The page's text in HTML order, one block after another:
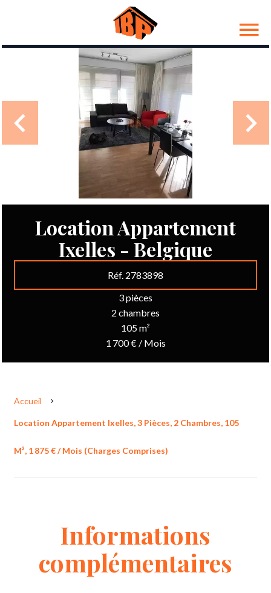
Location Appartement
Ixelles - Belgique
Réf. 2783898
3 pièces
2 chambres
105 m²
1 700 € / Mois
Accueil
Location Appartement Ixelles, 3 Pièces, 2 Chambres, 105
M², 1 875 € / Mois (Charges Comprises)
Informations
complémentaires